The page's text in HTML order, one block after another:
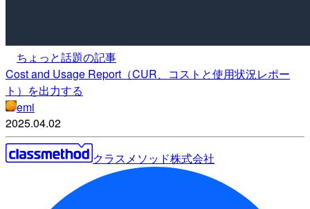
ちょっと話題の記事
Cost and Usage Report（CUR、コストと使用状況レポー
ト）を出力する
emi
2025.04.02
クラスメソッド株式会社